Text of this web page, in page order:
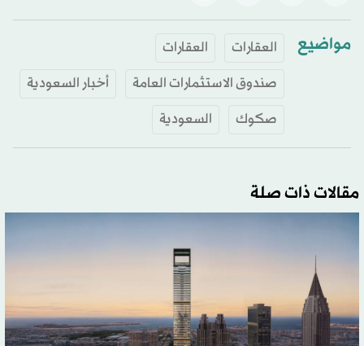
مواضيع العقارات
العقارات
صندوق الاستثمارات العامة
أخبار السعودية
صكوك
السعودية
مقالات ذات صلة